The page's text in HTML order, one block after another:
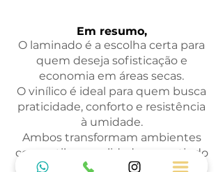
Em resumo,
O laminado é a escolha certa para
quem deseja sofisticação e
economia em áreas secas.
O vinílico é ideal para quem busca
praticidade, conforto e resistência
à umidade.
Ambos transformam ambientes
com estilo e qualidade, garantindo
a valorização do seu espaço.